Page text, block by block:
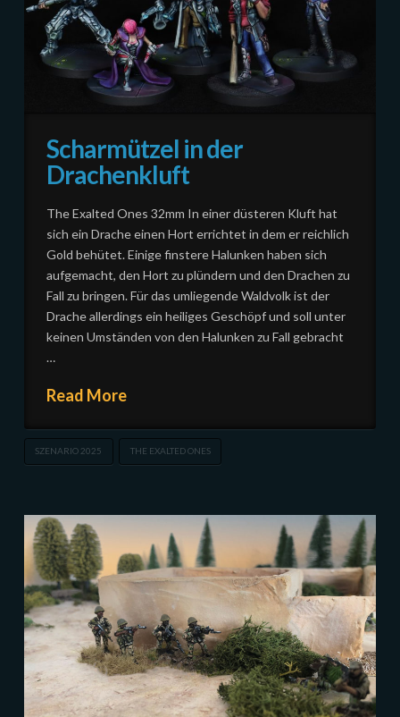
Scharmützel in der
Drachenkluft
The Exalted Ones 32mm In einer düsteren Kluft hat
sich ein Drache einen Hort errichtet in dem er reichlich
Gold behütet. Einige finstere Halunken haben sich
aufgemacht, den Hort zu plündern und den Drachen zu
Fall zu bringen. Für das umliegende Waldvolk ist der
Drache allerdings ein heiliges Geschöpf und soll unter
keinen Umständen von den Halunken zu Fall gebracht
…
Read More
SZENARIO 2025 THE EXALTED ONES